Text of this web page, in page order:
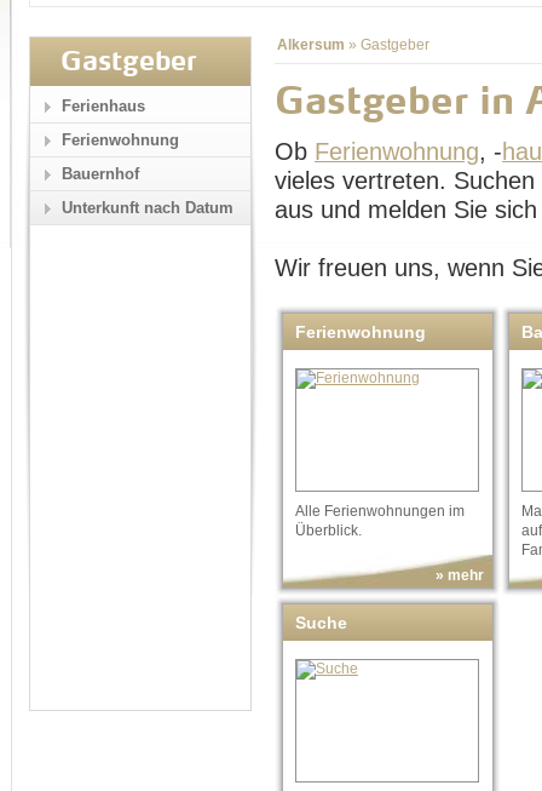
Alkersum » Gastgeber
Gastgeber in
Ob Ferienwohnung, -
vieles vertreten.
aus und melden Sie
Wir freuen uns, wenn
Ferienwohnung
Alle Ferienwohnungen im
Überblick.
» mehr
Suche
Gastgeber
Ferienhaus
Ferienwohnung
Bauernhof
Unterkunft nach Datum